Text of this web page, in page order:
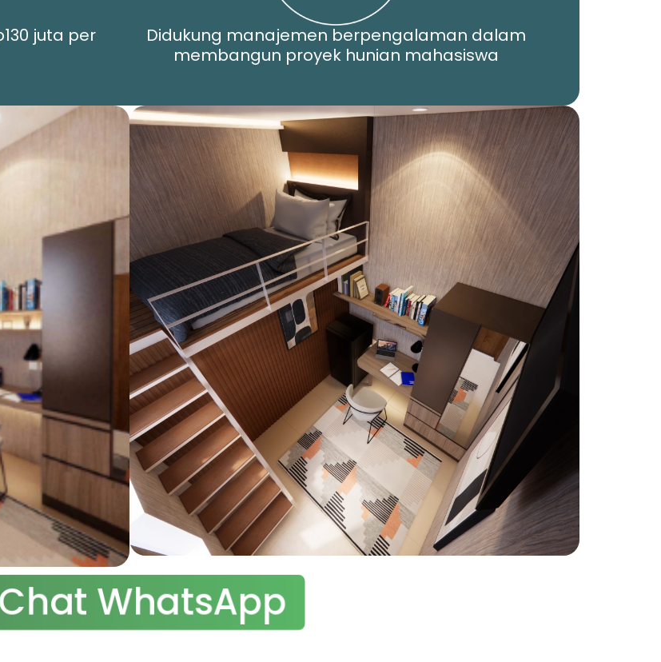
juta per
Didukung manajemen berpengalaman dalam
membangun proyek hunian mahasiswa
WhatsApp